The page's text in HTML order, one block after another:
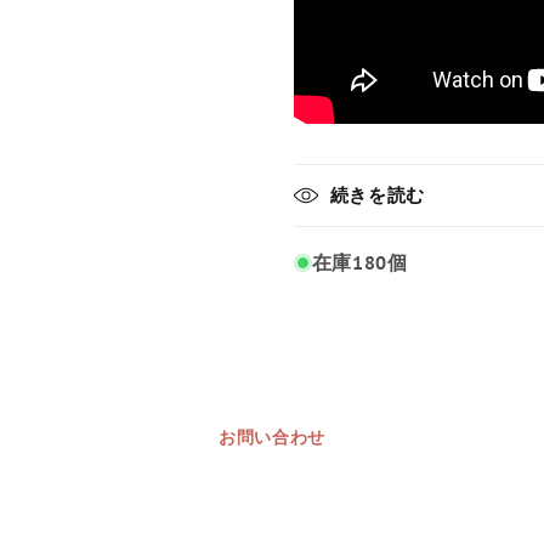
続きを読む
在庫180個
お問い合わせ